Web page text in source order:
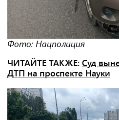
Фото: Нацполиция
ЧИТАЙТЕ ТАКЖЕ: Суд
ДТП на проспекте Науки